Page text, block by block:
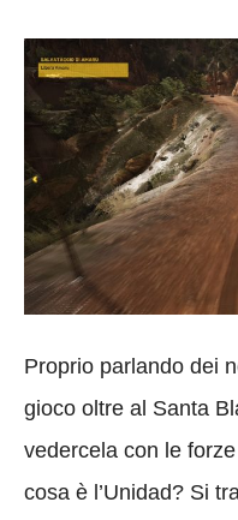
Proprio parlando dei
gioco oltre al Santa
vedercela con le
cosa è l’Unidad? Si